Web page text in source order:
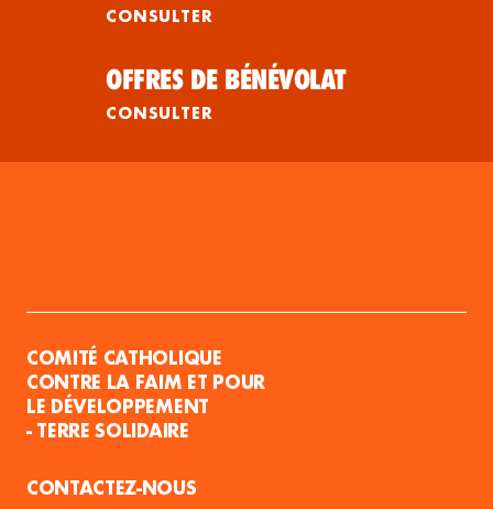
CONSULTER
OFFRES DE BÉNÉVOLAT
CONSULTER
COMITÉ CATHOLIQUE
CONTRE LA FAIM ET POUR
LE DÉVELOPPEMENT
- TERRE SOLIDAIRE
CONTACTEZ-NOUS